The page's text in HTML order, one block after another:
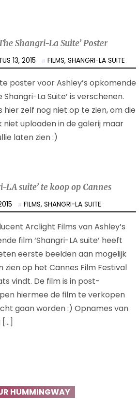
Shangri-La Suite’ Poster
13, 2015 FILMS,SHANGRI-LA SUITE
poster voor Ashley’s opkomende
Shangri-La Suite’ is verschenen.
hier zelf nog niet op te zien, om die
niet uploaden in de galerij maar
laten zien :)
LA suite’ te koop op Cannes
2015 FILMS,SHANGRI-LA SUITE
Arclight Films van Ashley’s
film ‘Shangri-LA suite’ heeft
eerste beelden aan mogelijk
op het Cannes Film Festival
vindt. De film is in post-
hiermee de film te verkopen
gaan worden :) Opnames van
[…]
HUMMINGWAY